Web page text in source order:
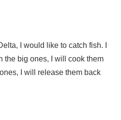
I would like to catch fish. I
the big ones, I will cook them
I will release them back